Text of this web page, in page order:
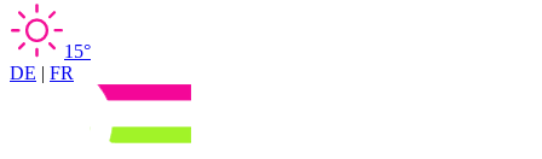
15°
DE | FR